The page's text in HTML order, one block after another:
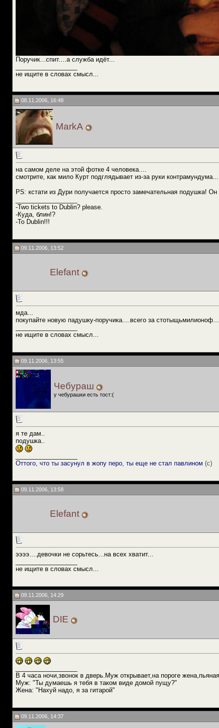
Поручик...спит....а служба идёт...
не ищите в словах смысл...
08.11.2006, 16:48
MarkA
на самом деле на этой фотке 4 человека....
смотрите, как мило Курт подглядывает из-за руки
PS: кстати из Дури получается просто замечательная подушка!
-Two tickets to Dublin? please.
-Куда, блин!?
-To Dublin!!!
09.11.2006, 13:52
Elefant
мда...
покупайте новую падушку-поручика....всего за стотыщьмилионоф...
не ищите в словах смысл...
09.11.2006, 13:55
Чебураш
у чебурашки есть тост:(
я те дам..
подушка..
Оттого, что ты засунул в жопу перо, ты еще не стал павлином (с)
09.11.2006, 13:58
Elefant
ээээ....девочки не сорьтесь...на всех хватит...
не ищите в словах смысл...
09.11.2006, 14:29
DIE
В 4 часа ночи,звонок в дверь.Муж открывает,на пороге
Муж: "Ты думаешь я тебя в таком виде домой пущу?"
Жена: "Нахуй надо, я за гитарой"
09.11.2006, 14:37